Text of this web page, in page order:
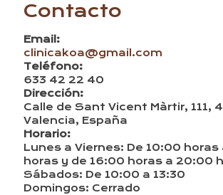
Contacto
Email:
clinicakoa@gmail.com
Teléfono:
633 42 22 40
Dirección:
Calle de Sant Vicent Màrtir, 111,
Valencia, España
Horario:
Lunes a Viernes: De 10:00 horas
horas y de 16:00 horas a 20:00
Sábados: De 10:00 a 13:30
Domingos: Cerrado